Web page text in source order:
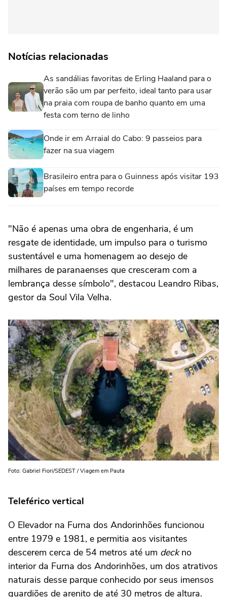
Notícias relacionadas
As sandálias favoritas de Erling Haaland para o
verão são um par perfeito, ideal tanto para usar
na praia com roupa de banho quanto em uma
festa com terno de linho
Onde ir em Arraial do Cabo: 9 passeios para
fazer na sua viagem
Brasileiro entra para o Guinness após visitar 193
países em tempo recorde
"Não é apenas uma obra de engenharia, é um
resgate de identidade, um impulso para o turismo
sustentável e uma homenagem ao desejo de
milhares de paranaenses que cresceram com a
lembrança desse símbolo", destacou Leandro Ribas,
gestor da Soul Vila Velha.
Foto: Gabriel Fiori/SEDEST / Viagem em Pauta
Teleférico vertical
O Elevador na Furna dos Andorinhões funcionou
entre 1979 e 1981, e permitia aos visitantes
descerem cerca de 54 metros até um deckno
interior da Furna dos Andorinhões, um dos atrativos
naturais desse parque conhecido por seus imensos
guardiões de arenito de até 30 metros de altura.